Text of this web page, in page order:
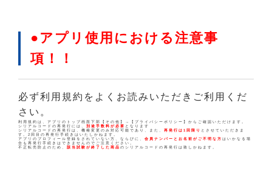
●アプリ使用における注意事
項！！
必ず利用規約をよくお読みいただきご利用くだ
さい。
利用規約は、アプリのトップ画面下部【その他】→【プライバシーポリシー】からご確認いただけます。
シリアルコードの再発行には、 別途手数料が必要 となります
シリアルコードの再発行は、機種変更のみ対応可能であり、また、 再発行は1回限り とさせていただきま
す。2回目の再発行手続きはいたしかねます。
アプリのプロフィール登録をされていない方、ならびに、 会員ナンバーとお名前がご不明な方 はいかなる場
合も再発行手続きはできませんのでご注意ください。
不正転売防止のため、
該当試験が終了した商品 のシリアルコードの再発行は致しかねます。